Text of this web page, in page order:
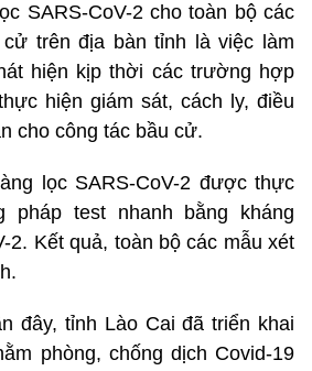
SARS-CoV-2 cho toàn bộ các
trên địa bàn tỉnh là việc làm
hiện kịp thời các trường hợp
hiện giám sát, cách ly, điều
cho công tác bầu cử.
lọc SARS-CoV-2 được thực
pháp test nhanh bằng kháng
2. Kết quả, toàn bộ các mẫu xét
đây, tỉnh Lào Cai đã triển khai
phòng, chống dịch Covid-19